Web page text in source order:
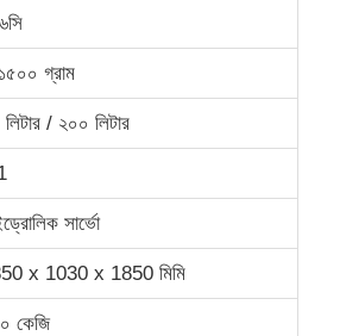
গ্রাম
/ ২০০ লিটার
সার্ভো
x 1030 x 1850 মিমি
কেজি